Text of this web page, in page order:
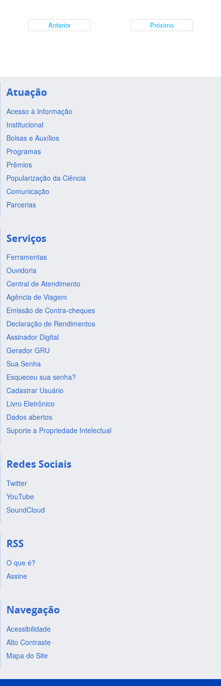
Anterior Próximo
Atuação
Acesso à Informação
Institucional
Bolsas e Auxílios
Programas
Prêmios
Popularização da Ciência
Comunicação
Parcerias
Serviços
Ferramentas
Ouvidoria
Central de Atendimento
Agência de Viagem
Emissão de Contra-cheques
Declaração de Rendimentos
Assinador Digital
Gerador GRU
Sua Senha
Esqueceu sua senha?
Cadastrar Usuário
Livro Eletrônico
Dados abertos
Suporte a Propriedade Intelectual
Redes Sociais
Twitter
YouTube
SoundCloud
RSS
O que é?
Assine
Navegação
Acessibilidade
Alto Contraste
Mapa do Site